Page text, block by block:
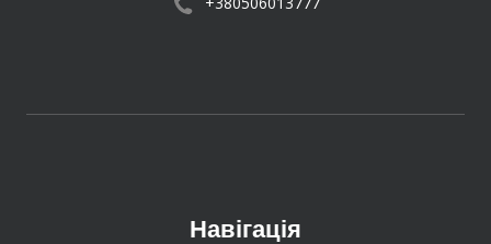
Навігація